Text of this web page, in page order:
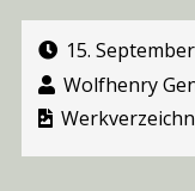
15.
Wolfhenry